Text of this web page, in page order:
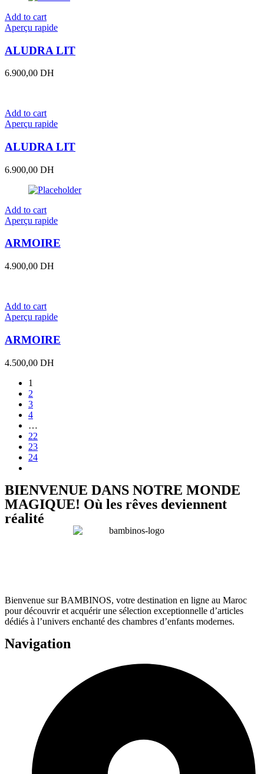
Add to cart
Aperçu rapide
ALUDRA LIT
6.900,00 DH
Add to cart
Aperçu rapide
ALUDRA LIT
6.900,00 DH
Add to cart
Aperçu rapide
ARMOIRE
4.900,00 DH
Add to cart
Aperçu rapide
ARMOIRE
4.500,00 DH
1
2
3
4
…
22
23
24
BIENVENUE DANS NOTRE MONDE
MAGIQUE! Où les rêves deviennent
réalité
Bienvenue sur BAMBINOS, votre destination en ligne au Maroc
pour découvrir et acquérir une sélection exceptionnelle d’articles
dédiés à l’univers enchanté des chambres d’enfants modernes.
Navigation